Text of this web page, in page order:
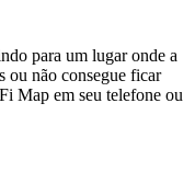
para um lugar onde a
ou não consegue ficar
Map em seu telefone ou